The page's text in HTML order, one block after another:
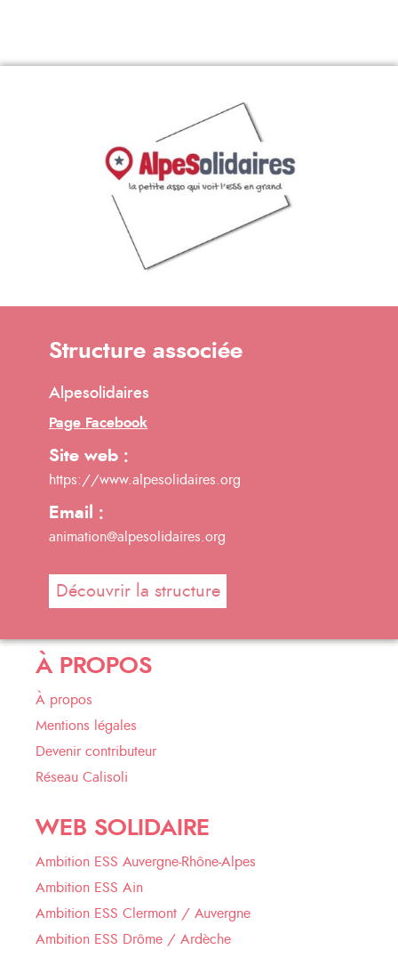
Structure associée
Alpesolidaires
Page Facebook
Site web :
https://www.alpesolidaires.org
Email :
animation@alpesolidaires.org
Découvrir la structure
À PROPOS
À propos
Mentions légales
Devenir contributeur
Réseau Calisoli
WEB SOLIDAIRE
Ambition ESS Auvergne-Rhône-Alpes
Ambition ESS Ain
Ambition ESS Clermont / Auvergne
Ambition ESS Drôme / Ardèche